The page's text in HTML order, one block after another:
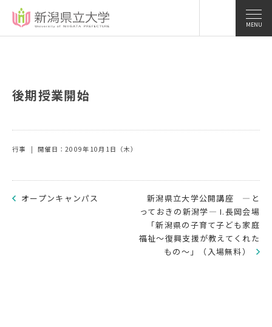
MENU
後期授業開始
行事 開催日：2009年10月1日（木）
オープンキャンパス
新潟県立大学公開講座 ―と
っておきの新潟学― I.長岡会場
「新潟県の子育て子ども家庭
福祉〜復興支援が教えてくれた
もの〜」（入場無料）